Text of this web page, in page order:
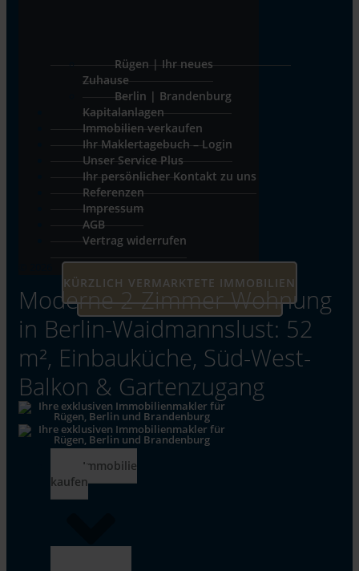
Rügen | Ihr neues
Zuhause
Berlin | Brandenburg
Kapitalanlagen
Immobilien verkaufen
Ihr Maklertagebuch – Login
Unser Service Plus
Ihr persönlicher Kontakt zu uns
Referenzen
Impressum
AGB
Vertrag widerrufen
UNSERE AKTUELLEN IMMOBILIEN
KÜRZLICH VERMARKTETE IMMOBILIEN
Moderne 2-Zimmer-Wohnung
in Berlin-Waidmannslust: 52
m², Einbauküche, Süd-West-
Balkon & Gartenzugang
Immobilie
kaufen